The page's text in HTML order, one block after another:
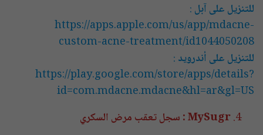
للتنزيل على آبل :
https://apps.apple.com/us/app/mdacne-
custom-acne-treatment/id1044050208
للتنزيل على أندرويد :
https://play.google.com/store/apps/details?
id=com.mdacne.mdacne&hl=ar&gl=US
MySugr : سجل تعقب مرض السكري